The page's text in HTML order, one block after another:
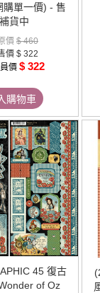
購單一價) - 售
貨中
價 $ 460
價 $ 322
價 $ 322
購物車
45 復古
of Oz